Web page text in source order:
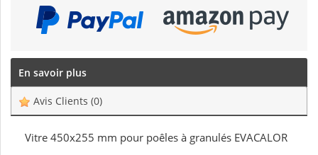
En savoir plus
Avis Clients (0)
Vitre 450x255 mm pour poêles à granulés EVACALOR